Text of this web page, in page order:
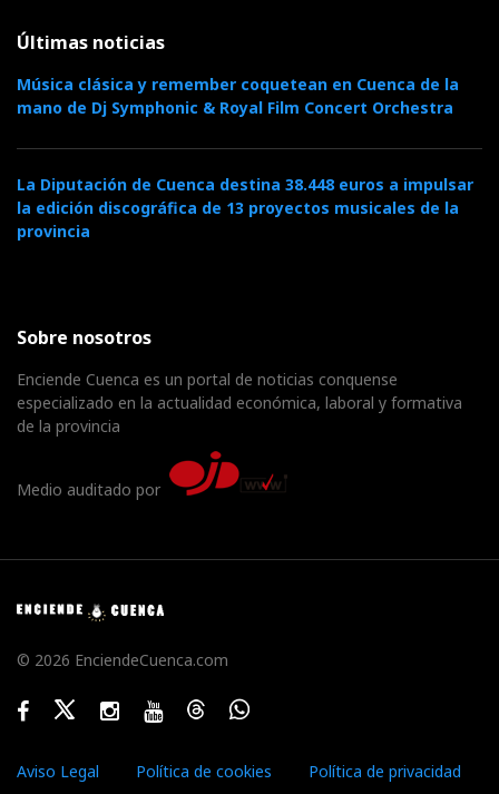
Últimas noticias
Música clásica y remember coquetean en Cuenca de la
mano de Dj Symphonic & Royal Film Concert Orchestra
La Diputación de Cuenca destina 38.448 euros a impulsar
la edición discográfica de 13 proyectos musicales de la
provincia
Sobre nosotros
Enciende Cuenca es un portal de noticias conquense
especializado en la actualidad económica, laboral y formativa
de la provincia
Medio auditado por
© 2026 EnciendeCuenca.com
FacebookTwitterInstagramYoutubeThreadsWhatsApp
Aviso Legal Política de cookies Política de privacidad